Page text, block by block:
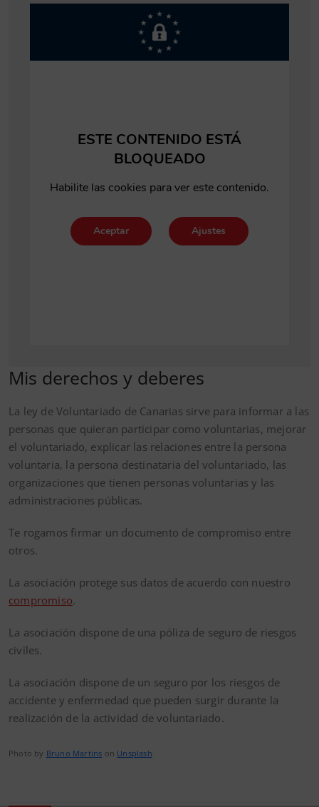
Mis derechos y deberes
La ley de Voluntariado de Canarias sirve para informar a las
personas que quieran participar como voluntarias, mejorar
el voluntariado, explicar las relaciones entre la persona
voluntaria, la persona destinataria del voluntariado, las
organizaciones que tienen personas voluntarias y las
administraciones públicas.
Te rogamos firmar un documento de compromiso entre
otros.
La asociación protege sus datos de acuerdo con nuestro
compromiso.
La asociación dispone de una póliza de seguro de riesgos
civiles.
La asociación dispone de un seguro por los riesgos de
accidente y enfermedad que pueden surgir durante la
realización de la actividad de voluntariado.
Photo by Bruno Martins on Unsplash